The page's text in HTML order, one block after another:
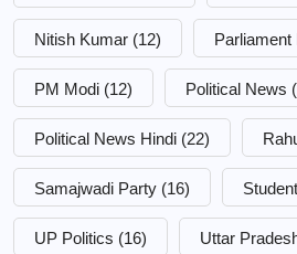
Nitish Kumar (12) Parliament
PM Modi (12) Political News
Political News Hindi (22)
Samajwadi Party (16)
UP Politics (16) Uttar